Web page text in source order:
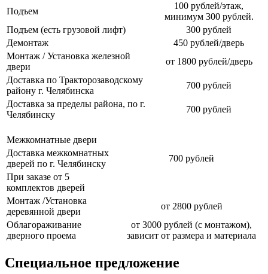
Подъем
100 рублей/этаж,
минимум 300 рублей.
Подъем (есть грузовой лифт)
300 рублей
Демонтаж
450 рублей/дверь
Монтаж / Установка железной
двери
от 1800 рублей/дверь
Доставка по Тракторозаводскому
району г. Челябинска
700 рублей
Доставка за пределы района, по г.
Челябинску
700 рублей
Межкомнатные двери
Доставка межкомнатных
дверей по г. Челябинску
700 рублей
При заказе от 5
комплектов дверей
Монтаж /Установка
деревянной двери
от 2800 рублей
Облагораживание
дверного проема
от 3000 рублей (с монтажом),
зависит от размера и материала
Специальное предложение